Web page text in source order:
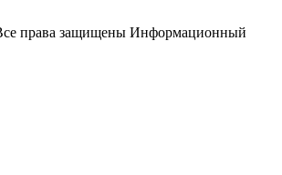
права защищены Информационный